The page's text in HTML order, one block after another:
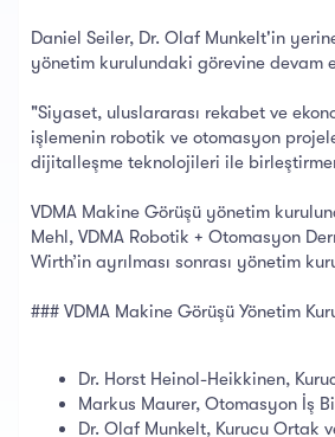
Daniel Seiler, Dr. Olaf Munkelt'in
yönetim kurulundaki görevine devam
"Siyaset, uluslararası rekabet ve
işlemenin robotik ve otomasyon
dijitalleşme teknolojileri ile
VDMA Makine Görüşü yönetim
Mehl, VDMA Robotik + Otomasyon
Wirth’in ayrılması sonrası yönetim
### VDMA Makine Görüşü Yönetim
Dr. Horst Heinol-Heikkinen,
Markus Maurer, Otomasyon İş
Dr. Olaf Munkelt, Kurucu Ortak